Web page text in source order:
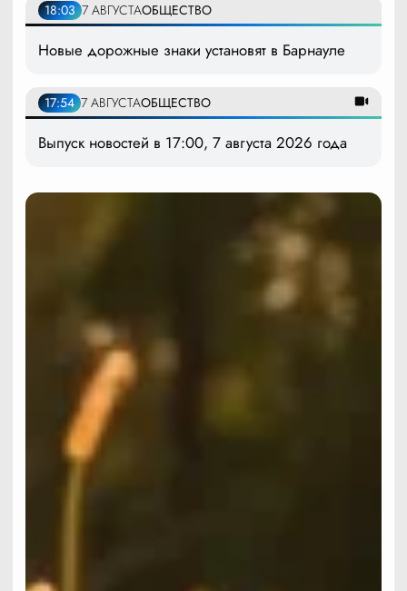
18:03 7 АВГУСТАОБЩЕСТВО
Новые дорожные знаки установят в Барнауле
17:54 7 АВГУСТАОБЩЕСТВО
Выпуск новостей в 17:00, 7 августа 2026 года